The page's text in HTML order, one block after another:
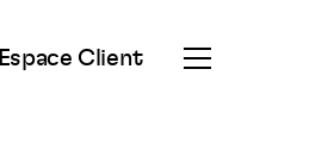
Espace Client
Ouvrir